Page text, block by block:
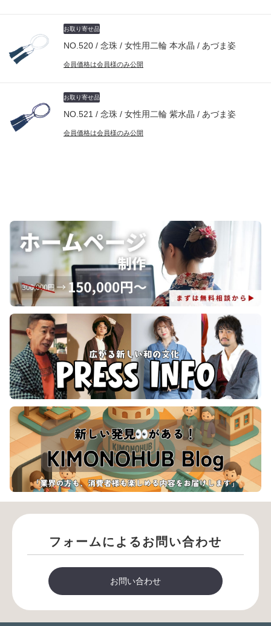
お取り寄せ品
NO.520 / 念珠 / 女性用二輪 本水晶 / あづま姿
会員価格は会員様のみ公開
お取り寄せ品
NO.521 / 念珠 / 女性用二輪 紫水晶 / あづま姿
会員価格は会員様のみ公開
フォームによるお問い合わせ
お問い合わせ